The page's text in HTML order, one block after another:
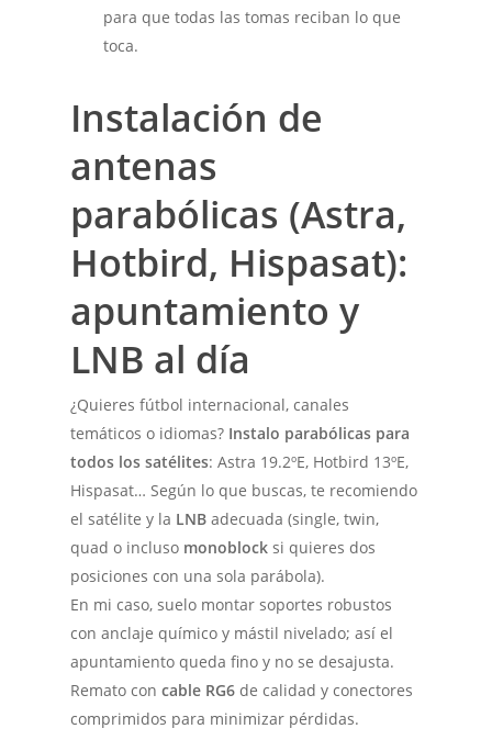
para que todas las tomas reciban lo que
toca.
Instalación de
antenas
parabólicas (Astra,
Hotbird, Hispasat):
apuntamiento y
LNB al día
¿Quieres fútbol internacional, canales
temáticos o idiomas? Instalo parabólicas para
todos los satélites: Astra 19.2ºE, Hotbird 13ºE,
Hispasat… Según lo que buscas, te recomiendo
el satélite y la LNB adecuada (single, twin,
quad o incluso monoblock si quieres dos
posiciones con una sola parábola).
En mi caso, suelo montar soportes robustos
con anclaje químico y mástil nivelado; así el
apuntamiento queda fino y no se desajusta.
Remato concable RG6 de calidad y conectores
comprimidos para minimizar pérdidas.